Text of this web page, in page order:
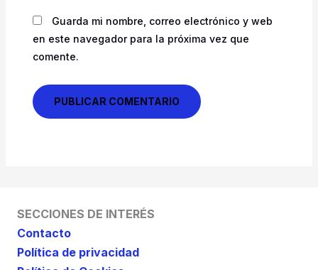
Guarda mi nombre, correo electrónico y web
en este navegador para la próxima vez que
comente.
SECCIONES DE INTERÉS
Contacto
Política de privacidad